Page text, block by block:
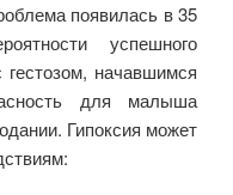
появилась в 35
успешного
начавшимся
для малыша
Гипоксия может